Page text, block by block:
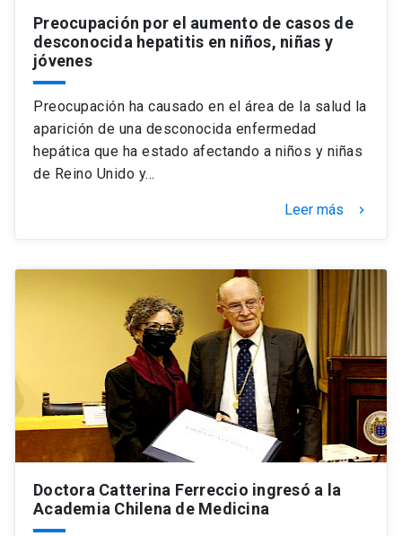
Preocupación por el aumento de casos de
desconocida hepatitis en niños, niñas y
jóvenes
Preocupación ha causado en el área de la salud la
aparición de una desconocida enfermedad
hepática que ha estado afectando a niños y niñas
de Reino Unido y…
Leer más keyboard_arrow_right
Doctora Catterina Ferreccio ingresó a la
Academia Chilena de Medicina